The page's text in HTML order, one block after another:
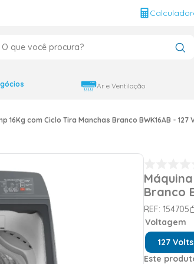
Ar e Ventilação
16Kg com Ciclo Tira Manchas Branco BWK16AB - 127
Branco
REF: 154705
Voltagem
127 Volts
Este